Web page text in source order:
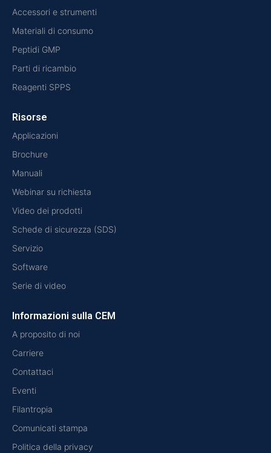
Accessori e strumenti
Materiali di consumo
Peptidi GMP
Parti di ricambio
Reagenti SPPS
Risorse
Applicazioni
Brochure
Manuali
Webinar su richiesta
Video dei prodotti
Schede di sicurezza (SDS)
Servizio
Software
Serie di video
Informazioni sulla CEM
A proposito di noi
Carriere
Contattaci
Eventi
Filantropia
Comunicati stampa
Politica della privacy